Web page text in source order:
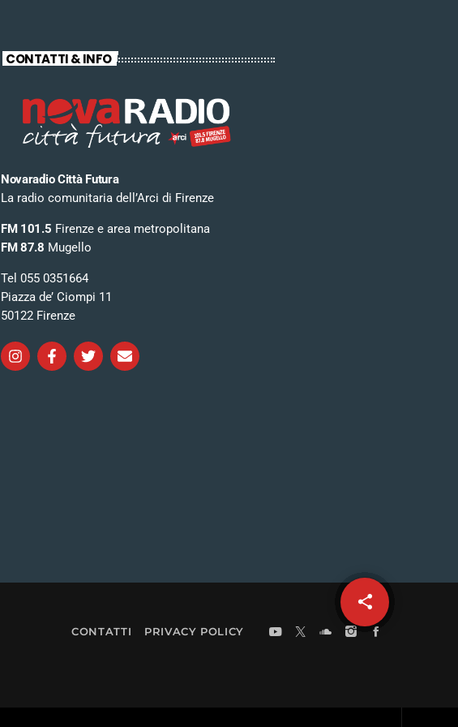
share
email
CONTATTI & INFO
Novaradio Città Futura
La radio comunitaria dell’Arci di Firenze
FM 101.5 Firenze e area metropolitana
FM 87.8 Mugello
Tel 055 0351664
Piazza de’ Ciompi 11
50122 Firenze
CONTATTI PRIVACY POLICY